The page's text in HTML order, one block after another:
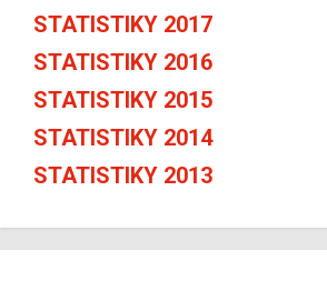
STATISTIKY 2017
STATISTIKY 2016
STATISTIKY 2015
STATISTIKY 2014
STATISTIKY 2013